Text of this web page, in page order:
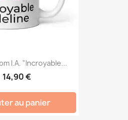
I.A. "Incroyable...
14,90 €
au panier